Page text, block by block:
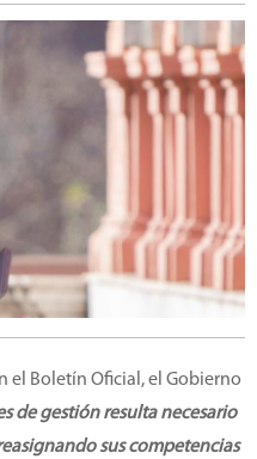
el Boletín Oficial, el Gobierno
de gestión resulta necesario
sus competencias